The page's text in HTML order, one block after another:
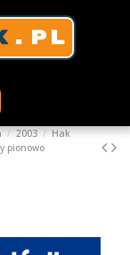
2003
Hak
pionowo